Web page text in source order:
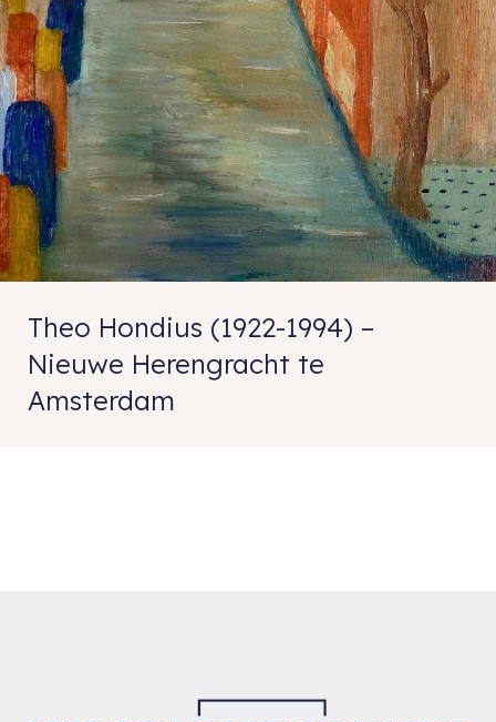
Theo Hondius (1922-1994) –
Nieuwe Herengracht te
Amsterdam